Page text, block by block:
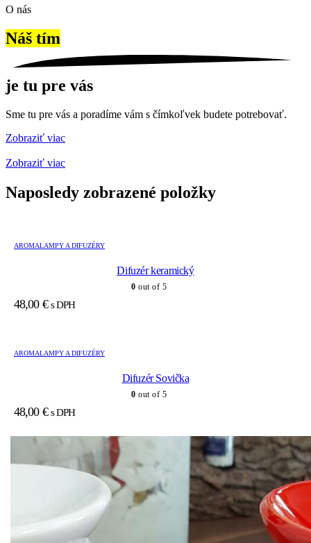
O nás
Náš tím
je tu pre vás
Sme tu pre vás a poradíme vám s čímkoľvek budete potrebovať.
Zobraziť viac
Zobraziť viac
Naposledy zobrazené položky
AROMALAMPY A DIFUZÉRY
Difuzér keramický
0 out of 5
48,00 € s DPH
AROMALAMPY A DIFUZÉRY
Difuzér Sovička
0 out of 5
48,00 € s DPH